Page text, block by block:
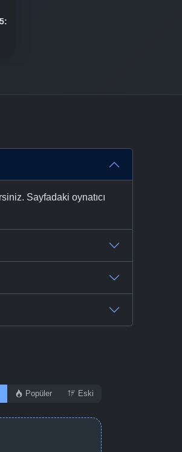
Sayfadaki oynatıcı
Popüler Eski